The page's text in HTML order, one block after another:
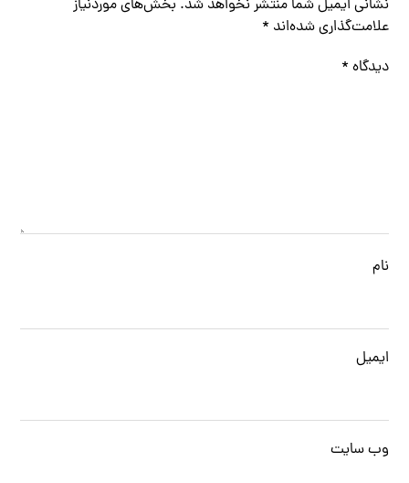
نشانی ایمیل شما منتشر نخواهد شد. بخش‌های موردنیاز
علامت‌گذاری شده‌اند *
دیدگاه *
نام
ایمیل
وب‌ سایت